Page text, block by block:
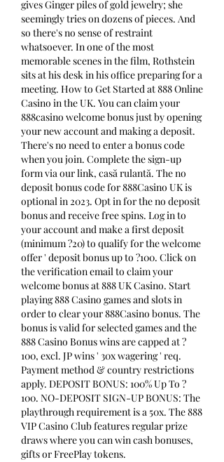
gives Ginger piles of gold jewelry; she
seemingly tries on dozens of pieces. And
so there's no sense of restraint
whatsoever. In one of the most
memorable scenes in the film, Rothstein
sits at his desk in his office preparing for a
meeting. How to Get Started at 888 Online
Casino in the UK. You can claim your
888casino welcome bonus just by opening
your new account and making a deposit.
There's no need to enter a bonus code
when you join. Complete the sign-up
form via our link, casă rulantă. The no
deposit bonus code for 888Casino UK is
optional in 2023. Opt in for the no deposit
bonus and receive free spins. Log in to
your account and make a first deposit
(minimum ?20) to qualify for the welcome
offer ' deposit bonus up to ?100. Click on
the verification email to claim your
welcome bonus at 888 UK Casino. Start
playing 888 Casino games and slots in
order to clear your 888Casino bonus. The
bonus is valid for selected games and the
888 Casino Bonus wins are capped at ?
100, excl. JP wins ' 30x wagering ' req.
Payment method & country restrictions
apply. DEPOSIT BONUS: 100% Up To ?
100. NO-DEPOSIT SIGN-UP BONUS: The
playthrough requirement is a 50x. The 888
VIP Casino Club features regular prize
draws where you can win cash bonuses,
gifts or FreePlay tokens.